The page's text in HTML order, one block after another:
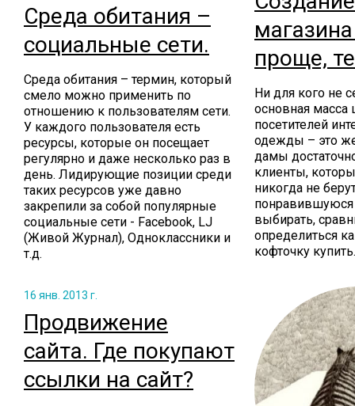
Среда обитания –
социальные сети.
Среда обитания – термин, который
смело можно применить по
отношению к пользователям сети.
У каждого пользователя есть
ресурсы, которые он посещает
регулярно и даже несколько раз в
день. Лидирующие позиции среди
таких ресурсов уже давно
закрепили за собой популярные
социальные сети - Facebook, LJ
(Живой Журнал), Одноклассники и
т.д.
проще,
Ни для кого не
основная масса
посетителей
одежды – это
дамы
клиенты,
никогда не
выбирать,
определиться
кофточку купить.
16 янв. 2013 г.
Продвижение
сайта. Где покупают
ссылки на сайт?